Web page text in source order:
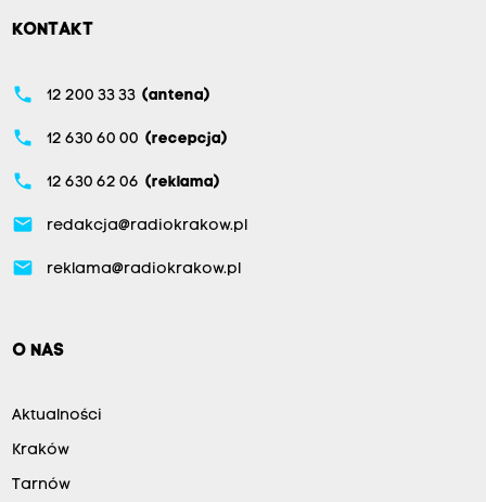
KONTAKT
phone 12 200 33 33 (antena)
phone 12 630 60 00 (recepcja)
phone 12 630 62 06 (reklama)
email redakcja@radiokrakow.pl
email reklama@radiokrakow.pl
O NAS
Aktualności
Kraków
Tarnów